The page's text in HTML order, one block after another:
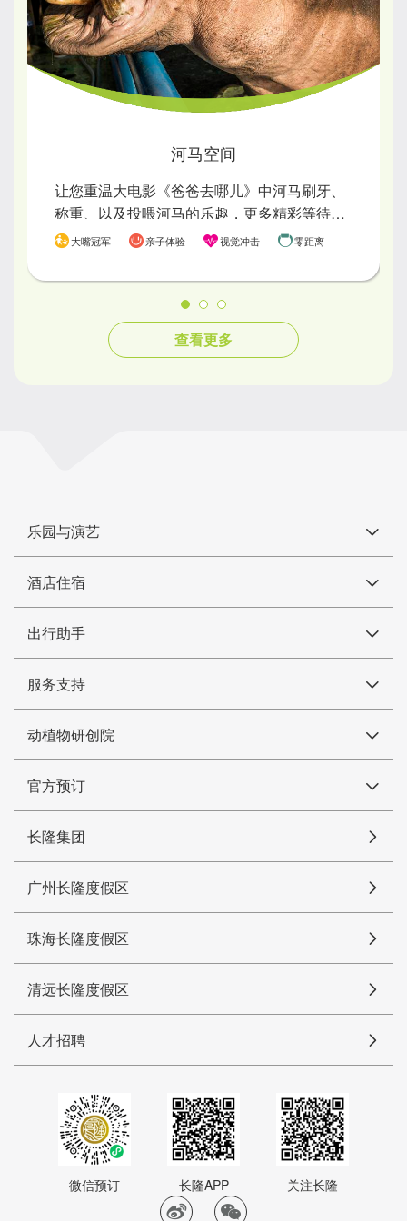
河马空间
让您重温大电影《爸爸去哪儿》中河马刷牙、
称重、以及投喂河马的乐趣，更多精彩等待您
前来体验。
大嘴冠军 亲子体验 视觉冲击 零距离
查看更多
乐园与演艺
酒店住宿
出行助手
服务支持
动植物研创院
官方预订
长隆集团
广州长隆度假区
珠海长隆度假区
清远长隆度假区
人才招聘
微信预订 长隆APP 关注长隆